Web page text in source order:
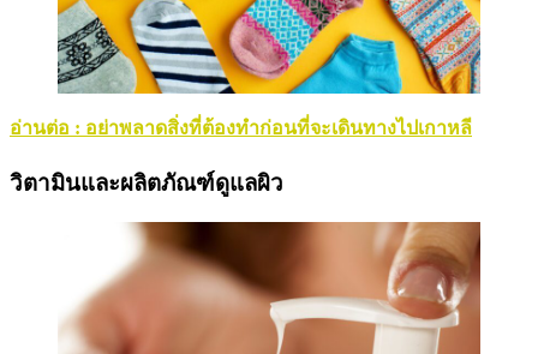
อ่านต่อ : อย่าพลาดสิ่งที่ต้องทำก่อนที่จะเดินทางไปเกาหลี
วิตามินและผลิตภัณฑ์ดูแลผิว